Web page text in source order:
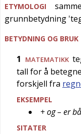
ETYMOLOGI
grunnbetydning '
BETYDNING OG BRUK
1 MATEMATIKK
tall for å
forskjell fra
EKSEMPEL
+ og – er
SITATER